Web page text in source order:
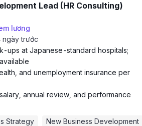
Lead (HR Consulting)
lương
ngày trước
ups at Japanese-standard hospitals;
and unemployment insurance per
annual review, and performance
Strategy New Business Development